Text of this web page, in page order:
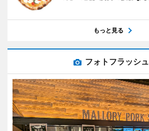
もっと見る
フォトフラッシュ